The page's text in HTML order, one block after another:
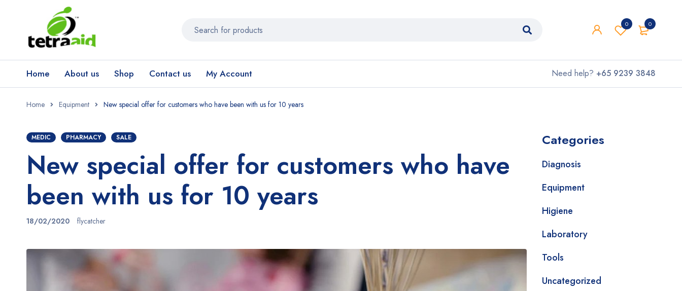
0
0
Home About us Shop Contact us My Account Need help? +65 9239 3848
Home Equipment New special offer for customers who have been with us for 10 years
MEDIC PHARMACY SALE
New special offer for customers who have
been with us for 10 years
18/02/2020 flycatcher
Categories
Diagnosis
Equipment
Higiene
Laboratory
Tools
Uncategorized